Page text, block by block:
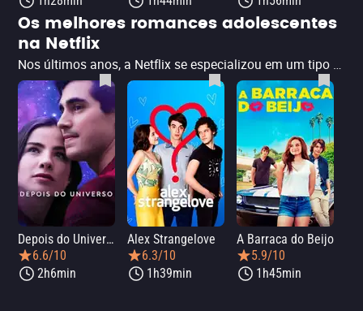
Os melhores romances adolescentes
na Netflix
Nos últimos anos, a Netflix se especializou em um tipo de filme bem específico: os romances adolescentes. Misturando um ar de produções dos anos 1990 com dilemas e dores atuais dos jovens, os filmes fazem sucesso ao conversar com um grande público. Além disso, são certeiros em despertar paixões, amores, sonhos -- como o cinema faz tão bem. Abaixo, reunimos os principais filmes adolescentes exclusivos e disponíveis na Netflix. Se quiser acompanhar outros gêneros, confira aqui nossas listas com os melhores filmes.
Depois do Universo
6.6/10
2h6min
Alex Strangelove
6.3/10
1h39min
A Barraca do Beijo
5.9/10
1h45min